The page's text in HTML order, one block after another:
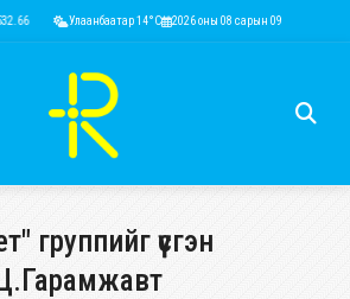
RUB 43.77 EUR 4,141.04 KRW 2.53
Улаанбаатар 14°C 2026 оны 08 сарын 09
группийг үүсгэн